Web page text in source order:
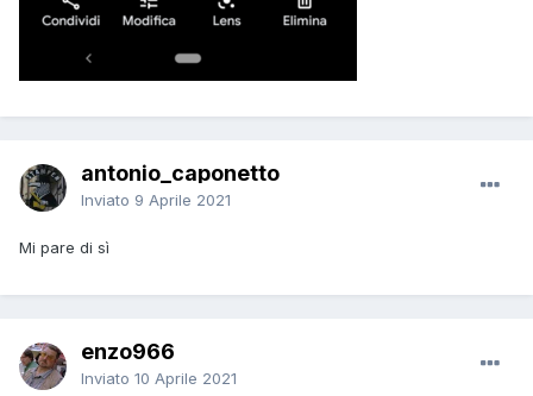
antonio_caponetto
Inviato 9 Aprile 2021
Mi pare di sì
enzo966
Inviato 10 Aprile 2021